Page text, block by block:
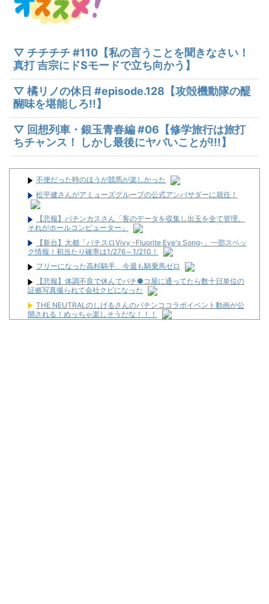
▽ チチチチ #110【私の言うことを聞きなさい！
真打 吉宗にドSモードで立ち向かう】
▽ 橘リノの休日 #episode.128【攻殻機動隊の醍
醐味を堪能しろ!!】
▽ 回想列車・銀玉青春編 #06【修学旅行は旅打
ちチャンス！ しかし最後にヤバいことが!!!】
不便だった時のほうが競馬が楽しかった
松平健さんがアミューズグループの公式アンバサダーに就任！
【悲報】パチンカスさん「客のデータを収集し出玉を全て管理。
それがホールコンピューター」
【新台】大都「パチスロVivy -Fluorite Eye's Song-」一部スペッ
ク情報！初当たり確率は1/276～1/210！
フリーになった高杉騎手、今週も騎乗馬ゼロ
【悲報】体調不良で休んでパチ●コ屋に通ってたら数十日単位の
証拠写真撮られて会社クビになった
THE NEUTRALのしげるさんのパチンココラボイベント動画が公
開される！めっちゃ楽しそうだな！！！